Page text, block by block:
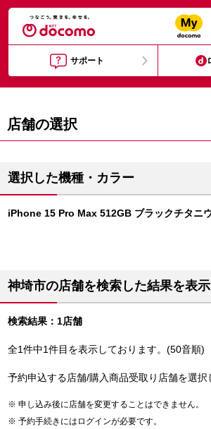
サポート
店舗の選択
選択した機種・カラー
iPhone 15 Pro Max 512GB ブラックチタニ
神埼市の店舗を検索した結果を表
検索結果：1店舗
全1件中1件目を表示しております。(50音順)
予約申込する店舗/購入商品受取り店舗を選択
申し込み後に店舗を変更することはできません。
予約手続きにはログインが必要です。